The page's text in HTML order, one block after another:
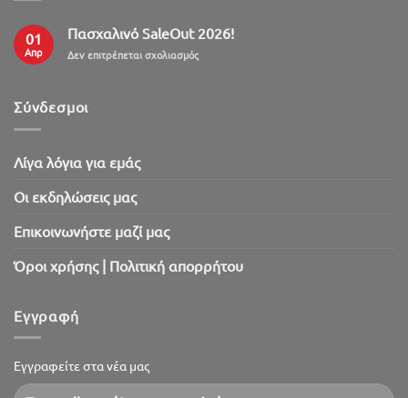
01
Απρ
Πασχαλινό SaleOut 2026!
Δεν επιτρέπεται σχολιασμόςστο
Σύνδεσμοι
Λίγα λόγια για εμάς
Oι εκδηλώσεις μας
Επικοινωνήστε μαζί μας
Όροι χρήσης | Πολιτική απορρήτου
Εγγραφή
Εγγραφείτε στα νέα μας